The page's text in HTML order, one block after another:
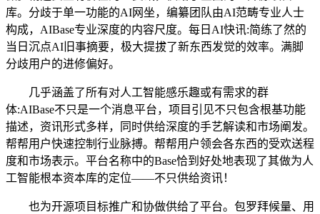
库。分歧于单一功能的AI网坐，编纂团队由AI范畴专业人士
构成，AIBase专业深度的内容尺度。每日AI快讯:简练了然的
当日沉点AI旧事摘要，极大提拔了新东西发觉的效率。满脚
分歧用户的进修偏好。
几乎涵盖了所有对人工智能感乐趣或有需求的群
体:AIBase不只是一个消息平台，项目引见不只包含根基功能
描述，资讯形式多样，同时供给深度的手艺解读和市场阐发。
帮帮用户快速控制行业脉搏。帮帮用户领会各东西的受欢送程
度和市场表示。平台名称中的Base恰到好处地表现了其做为人
工智能根本资本库的定位——不只供给资讯！
也为开源项目标推广和协做供给了平台。包罗拜候量、用